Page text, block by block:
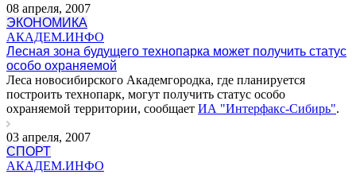
08 апреля, 2007
ЭКОНОМИКА
АКАДЕМ.ИНФО
Лесная зона будущего технопарка может получить статус
особо охраняемой
Леса новосибирского Академгородка, где планируется
построить технопарк, могут получить статус особо
охраняемой территории, сообщает ИА "Интерфакс-Сибирь".
03 апреля, 2007
СПОРТ
АКАДЕМ.ИНФО